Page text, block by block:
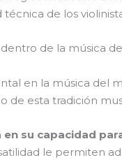
de los
de la música
en la música del
de esta tradición
su capacidad
le permiten